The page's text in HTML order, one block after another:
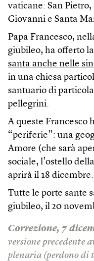
vaticane: San
Giovanni e Santa
Papa Francesco,
giubileo, ha offerto
santa anche nelle
in una chiesa
santuario di
pellegrini.
A queste Francesco
“periferie”: una
Amore (che sarà
sociale, l’ostello
aprirà il 18 dicembre.
Tutte le porte sante
giubileo, il 20
Correzione, 7
versione precedente
plenaria (perdono di